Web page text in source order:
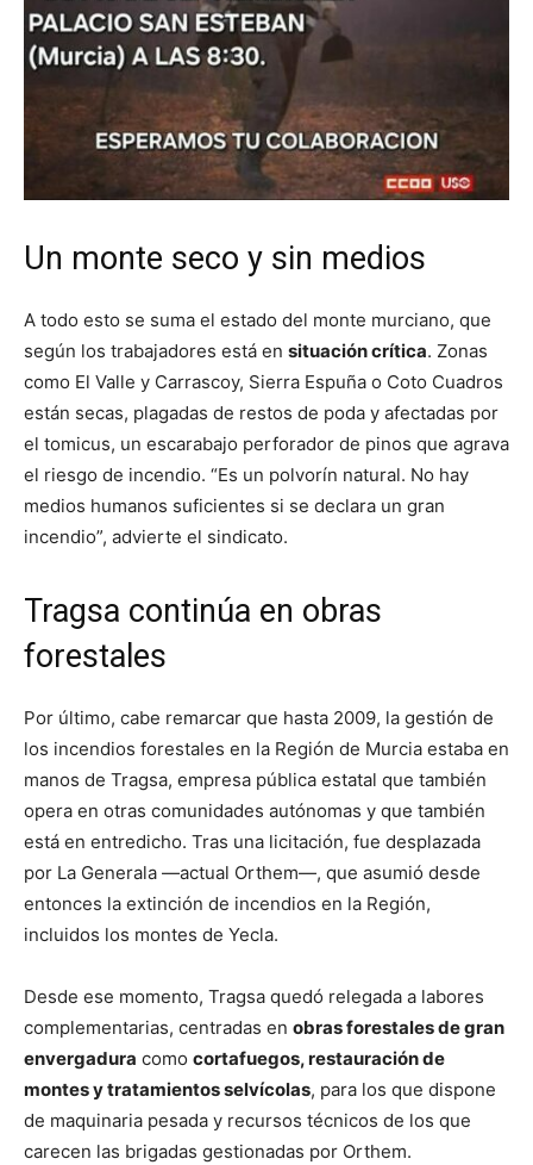
Un monte seco y sin medios
A todo esto se suma el estado del monte murciano, que
según los trabajadores está en situación crítica. Zonas
como El Valle y Carrascoy, Sierra Espuña o Coto Cuadros
están secas, plagadas de restos de poda y afectadas por
el tomicus, un escarabajo perforador de pinos que agrava
el riesgo de incendio. “Es un polvorín natural. No hay
medios humanos suficientes si se declara un gran
incendio”, advierte el sindicato.
Tragsa continúa en obras
forestales
Por último, cabe remarcar que hasta 2009, la gestión de
los incendios forestales en la Región de Murcia estaba en
manos de Tragsa, empresa pública estatal que también
opera en otras comunidades autónomas y que también
está en entredicho. Tras una licitación, fue desplazada
por La Generala —actual Orthem—, que asumió desde
entonces la extinción de incendios en la Región,
incluidos los montes de Yecla.
Desde ese momento, Tragsa quedó relegada a labores
complementarias, centradas en obras forestales de gran
envergadura como cortafuegos, restauración de
montes y tratamientos selvícolas, para los que dispone
de maquinaria pesada y recursos técnicos de los que
carecen las brigadas gestionadas por Orthem.